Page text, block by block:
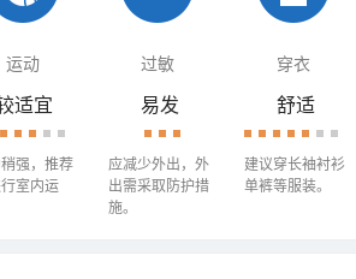
运动 过敏 穿衣
适宜
强，推荐
室内运
易发
应减少外出，外
出需采取防护措
施。
舒适
建议穿长袖衬衫
单裤等服装。